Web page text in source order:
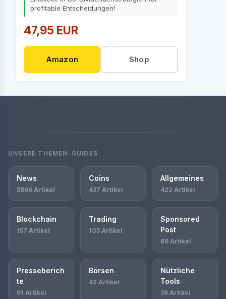
profitable Entscheidungen!
47,95 EUR
Amazon Shop
UNSERE THEMEN-GUIDES
News
3866 Artikel
Coins
437 Artikel
Allgemeines
422 Artikel
Blockchain
157 Artikel
Trading
105 Artikel
Sponsored
Post
69 Artikel
Presseberich
te
61 Artikel
Börsen
42 Artikel
Nützliche
Tools
36 Artikel